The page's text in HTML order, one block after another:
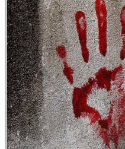
قیمت طلا و سکه امروز دوشنبه ۱۹
مرداد ۱۴۰۵ / قیمت سکه امامی چند؟